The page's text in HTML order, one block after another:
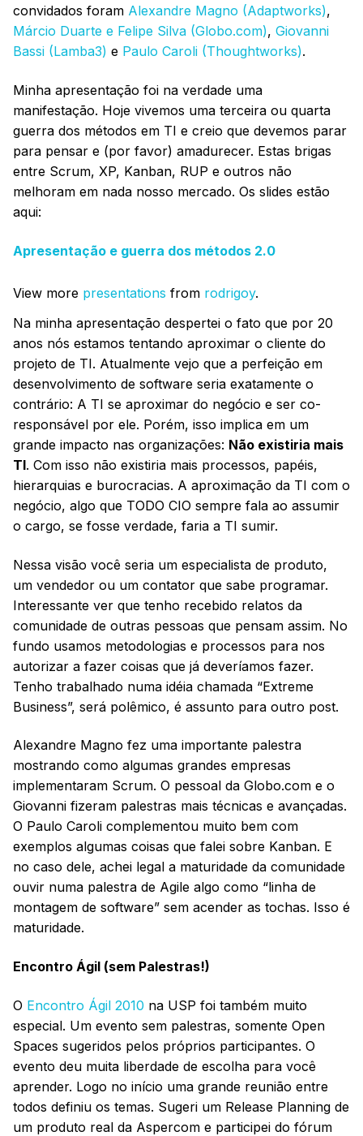
convidados foram Alexandre Magno (Adaptworks),
Márcio Duarte e Felipe Silva (Globo.com), Giovanni
Bassi (Lamba3) e Paulo Caroli (Thoughtworks).
Minha apresentação foi na verdade uma
manifestação. Hoje vivemos uma terceira ou quarta
guerra dos métodos em TI e creio que devemos parar
para pensar e (por favor) amadurecer. Estas brigas
entre Scrum, XP, Kanban, RUP e outros não
melhoram em nada nosso mercado. Os slides estão
aqui:
Apresentação e guerra dos métodos 2.0
View more presentations from rodrigoy.
Na minha apresentação despertei o fato que por 20
anos nós estamos tentando aproximar o cliente do
projeto de TI. Atualmente vejo que a perfeição em
desenvolvimento de software seria exatamente o
contrário: A TI se aproximar do negócio e ser co-
responsável por ele. Porém, isso implica em um
grande impacto nas organizações: Não existiria mais
TI. Com isso não existiria mais processos, papéis,
hierarquias e burocracias. A aproximação da TI com o
negócio, algo que TODO CIO sempre fala ao assumir
o cargo, se fosse verdade, faria a TI sumir.
Nessa visão você seria um especialista de produto,
um vendedor ou um contator que sabe programar.
Interessante ver que tenho recebido relatos da
comunidade de outras pessoas que pensam assim. No
fundo usamos metodologias e processos para nos
autorizar a fazer coisas que já deveríamos fazer.
Tenho trabalhado numa idéia chamada “Extreme
Business”, será polêmico, é assunto para outro post.
Alexandre Magno fez uma importante palestra
mostrando como algumas grandes empresas
implementaram Scrum. O pessoal da Globo.com e o
Giovanni fizeram palestras mais técnicas e avançadas.
O Paulo Caroli complementou muito bem com
exemplos algumas coisas que falei sobre Kanban. E
no caso dele, achei legal a maturidade da comunidade
ouvir numa palestra de Agile algo como “linha de
montagem de software” sem acender as tochas. Isso é
maturidade.
Encontro Ágil (sem Palestras!)
O Encontro Ágil 2010 na USP foi também muito
especial. Um evento sem palestras, somente Open
Spaces sugeridos pelos próprios participantes. O
evento deu muita liberdade de escolha para você
aprender. Logo no início uma grande reunião entre
todos definiu os temas. Sugeri um Release Planning de
um produto real da Aspercom e participei do fórum